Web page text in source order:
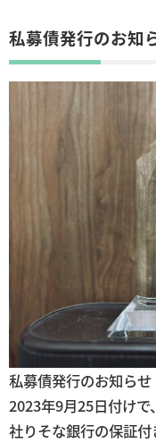
私募債発行のお知
私募債発行のお知らせ
2023年9月25日付け
社りそな銀行の保証付